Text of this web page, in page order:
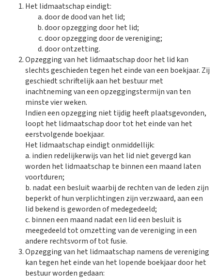
Het lidmaatschap eindigt:
door de dood van het lid;
door opzegging door het lid;
door opzegging door de vereniging;
door ontzetting.
Opzegging van het lidmaatschap door het lid kan
slechts geschieden tegen het einde van een boekjaar. Zij
geschiedt schriftelijk aan het bestuur met
inachtneming van een opzeggingstermijn van ten
minste vier weken.
Indien een opzegging niet tijdig heeft plaatsgevonden,
loopt het lidmaatschap door tot het einde van het
eerstvolgende boekjaar.
Het lidmaatschap eindigt onmiddellijk:
a. indien redelijkerwijs van het lid niet gevergd kan
worden het lidmaatschap te binnen een maand laten
voortduren;
b. nadat een besluit waarbij de rechten van de leden zijn
beperkt of hun verplichtingen zijn verzwaard, aan een
lid bekend is geworden of medegedeeld;
c. binnen een maand nadat een lid een besluit is
meegedeeld tot omzetting van de vereniging in een
andere rechtsvorm of tot fusie.
Opzegging van het lidmaatschap namens de vereniging
kan tegen het einde van het lopende boekjaar door het
bestuur worden gedaan: